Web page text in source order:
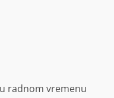
radnom vremenu